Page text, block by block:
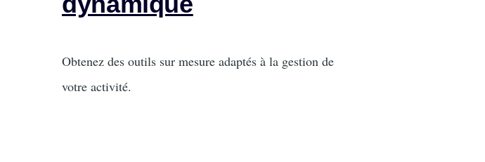
Intro
Obtenez des outils sur mesure adaptés à la gestion de
votre activité.